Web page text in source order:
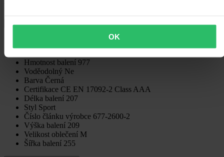
OK
Zobrazit celý popis
Hmotnost balení 977
Voděodolný Ne
Barva Černá
Certifikace CE EN 17092-2 Class AAA
Délka balení 207
Styl Sport
Číslo článku výrobce 677-2600-2
Výška balení 209
Velikost oblečení M
Šířka balení 255